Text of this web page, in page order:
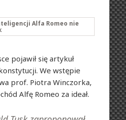
Alfa Romeo nie
pojawił się artykuł
We wstępie
prof. Piotra Winczorka,
Alfę Romeo za ideał.